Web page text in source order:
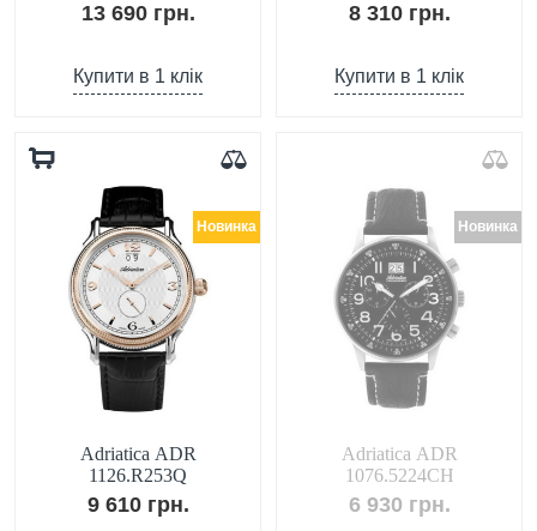
13 690 грн.
Купити в 1 клік
8 310 грн.
Купити в 1 клік
Новинка
Adriatica ADR
1126.R253Q
9 610 грн.
Новинка
Adriatica ADR
1076.5224CH
6 930 грн.